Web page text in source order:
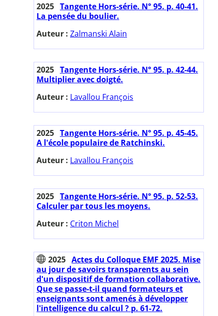
2025 Tangente Hors-série. N° 95. p. 40-41.
La pensée du boulier.
Auteur : Zalmanski Alain
2025 Tangente Hors-série. N° 95. p. 42-44.
Multiplier avec doigté.
Auteur : Lavallou François
2025 Tangente Hors-série. N° 95. p. 45-45.
A l'école populaire de Ratchinski.
Auteur : Lavallou François
2025 Tangente Hors-série. N° 95. p. 52-53.
Calculer par tous les moyens.
Auteur : Criton Michel
2025 Actes du Colloque EMF 2025. Mise
au jour de savoirs transparents au sein
d'un dispositif de formation collaborative.
Que se passe-t-il quand formateurs et
enseignants sont amenés à développer
l'intelligence du calcul ? p. 61-72.